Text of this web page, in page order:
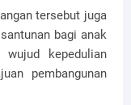
tersebut juga
bagi anak
kepedulian
pembangunan